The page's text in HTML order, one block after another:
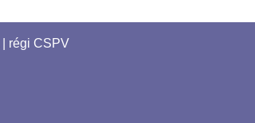
régi CSPV